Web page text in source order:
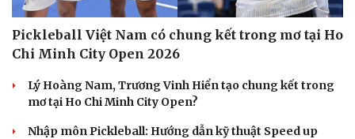
Pickleball Việt Nam có chung kết trong mơ tại Ho
Chi Minh City Open 2026
Lý Hoàng Nam, Trương Vinh Hiển tạo chung kết trong
mơ tại Ho Chi Minh City Open?
Nhập môn Pickleball: Hướng dẫn kỹ thuật Speed up